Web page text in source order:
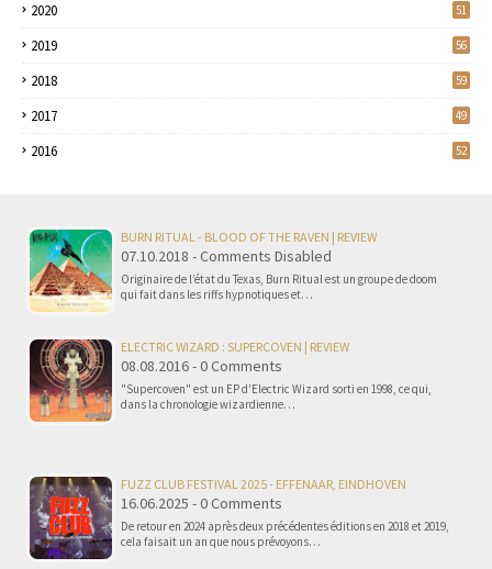
2020 51
2019 56
2018 59
2017 49
2016 52
BURN RITUAL - BLOOD OF THE RAVEN | REVIEW
07.10.2018 - Comments Disabled
Originaire de l’état du Texas, Burn Ritual est un groupe de doom
qui fait dans les riffs hypnotiques et…
ELECTRIC WIZARD : SUPERCOVEN | REVIEW
08.08.2016 - 0 Comments
"Supercoven" est un EP d'Electric Wizard sorti en 1998, ce qui,
dans la chronologie wizardienne…
FUZZ CLUB FESTIVAL 2025 - EFFENAAR, EINDHOVEN
16.06.2025 - 0 Comments
De retour en 2024 après deux précédentes éditions en 2018 et 2019,
cela faisait un an que nous prévoyons…